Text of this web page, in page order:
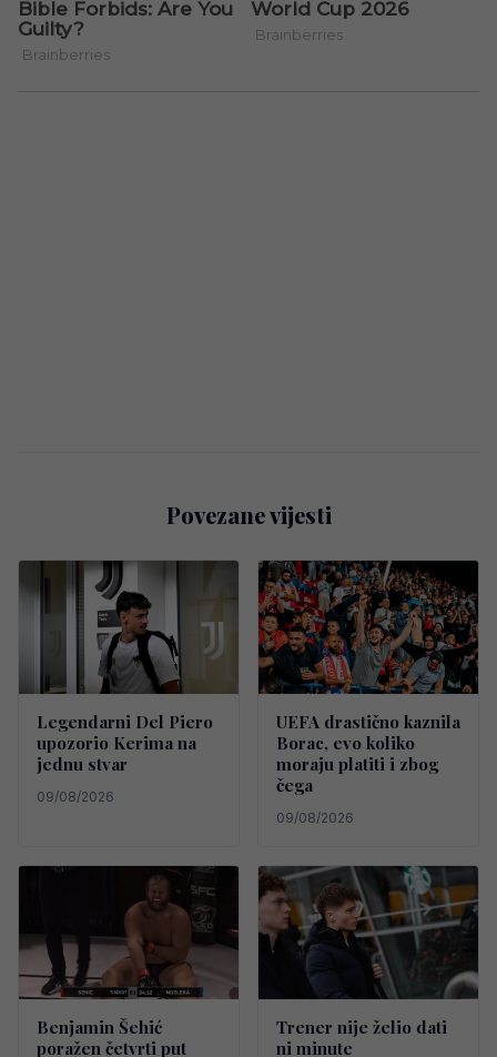
Povezane vijesti
Legendarni Del Piero
upozorio Kerima na
jednu stvar
09/08/2026
UEFA drastično kaznila
Borac, evo koliko
moraju platiti i zbog
čega
09/08/2026
Benjamin Šehić
poražen četvrti put
Trener nije želio dati
ni minute